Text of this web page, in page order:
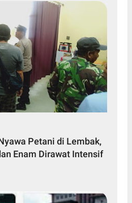
Petani di Lembak,
Enam Dirawat Intensif